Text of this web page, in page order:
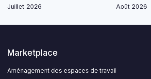
Juillet 2026
Août 2026
Marketplace
Aménagement des espaces de travail